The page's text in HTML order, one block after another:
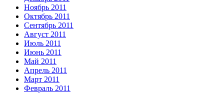
Ноябрь 2011
Октябрь 2011
Сентябрь 2011
Август 2011
Июль 2011
Июнь 2011
Май 2011
Апрель 2011
Март 2011
Февраль 2011